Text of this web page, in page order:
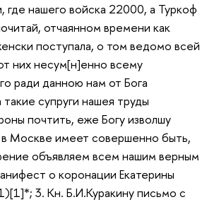
где нашего войска 22000, а Туркоф
отчаянном времени как
поступала, о том ведомо всей
них несум[н]енно всему
ради данною нам от Бога
супруги нашея труды
почтить, еже Богу изволшу
Москве имеет совершенно быть,
объявляем всем нашим верным
о коронации Екатерины
3. Кн. Б.И.Куракину письмо с